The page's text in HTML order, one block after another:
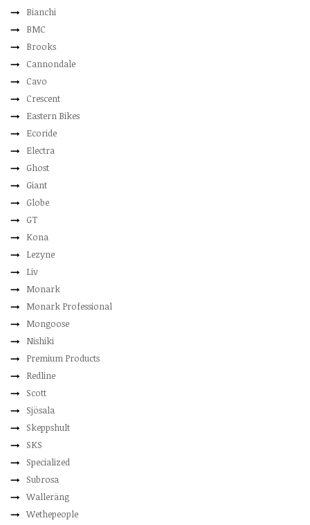
Bianchi
BMC
Brooks
Cannondale
Cavo
Crescent
Eastern Bikes
Ecoride
Electra
Ghost
Giant
Globe
GT
Kona
Lezyne
Liv
Monark
Monark Professional
Mongoose
Nishiki
Premium Products
Redline
Scott
Sjösala
Skeppshult
SKS
Specialized
Subrosa
Walleräng
Wethepeople